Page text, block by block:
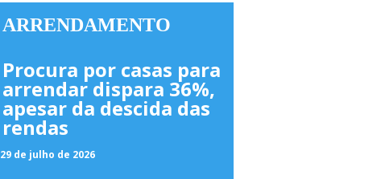
ARRENDAMENTO
Procura por casas para
arrendar dispara 36%,
apesar da descida das
rendas
29 de julho de 2026